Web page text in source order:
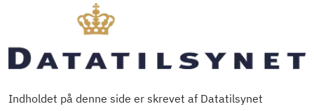
Indholdet på denne side er skrevet af Datatilsynet